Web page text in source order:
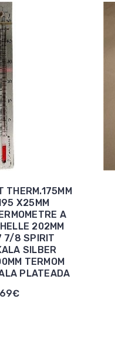
X25MM
A
202MM
8 SPIRIT
SILBER
TERMOM
PLATEADA